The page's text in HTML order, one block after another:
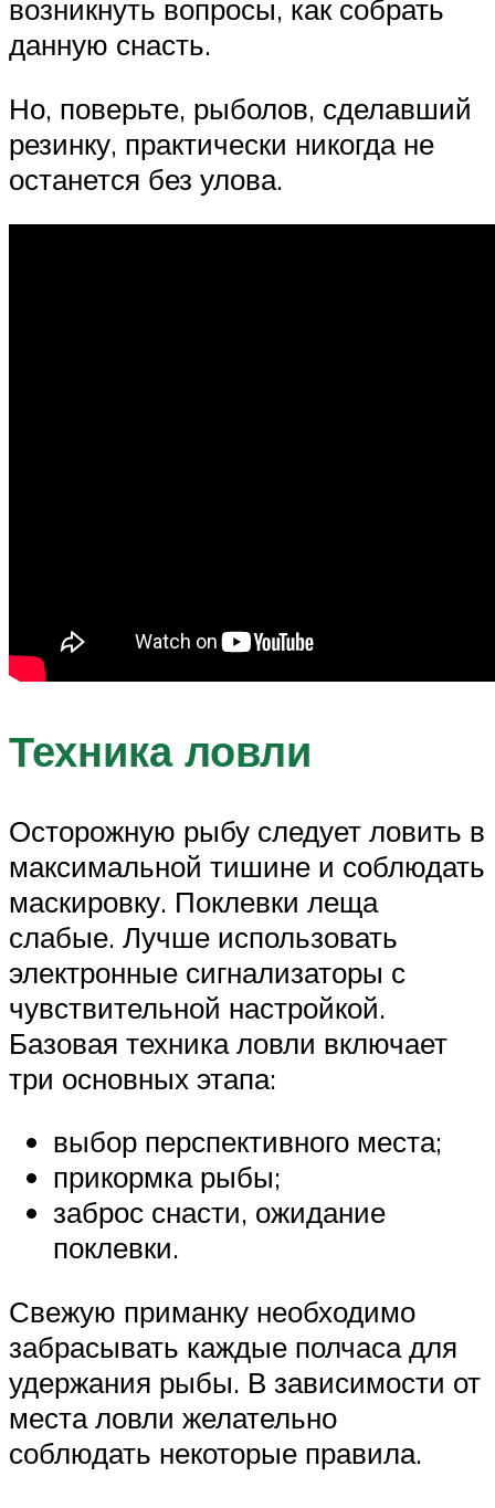
возникнуть вопросы, как собрать
данную снасть.
Но, поверьте, рыболов, сделавший
резинку, практически никогда не
останется без улова.
Техника ловли
Осторожную рыбу следует ловить в
максимальной тишине и соблюдать
маскировку. Поклевки леща
слабые. Лучше использовать
электронные сигнализаторы с
чувствительной настройкой.
Базовая техника ловли включает
три основных этапа:
выбор перспективного места;
прикормка рыбы;
заброс снасти, ожидание
поклевки.
Свежую приманку необходимо
забрасывать каждые полчаса для
удержания рыбы. В зависимости от
места ловли желательно
соблюдать некоторые правила.